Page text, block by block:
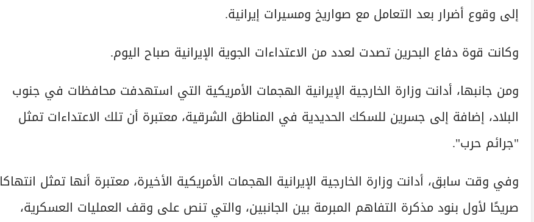
إلى وقوع أضرار بعد التعامل مع صواريخ ومسيرات إيرانية.
وكانت قوة دفاع البحرين تصدت لعدد من الاعتداءات الجوية الإيرانية صباح اليوم.
ومن جانبها، أدانت وزارة الخارجية الإيرانية الهجمات الأمريكية التي استهدفت محافظات في جنوب
البلاد، إضافة إلى جسرين للسكك الحديدية في المناطق الشرقية، معتبرة أن تلك الاعتداءات تمثل
"جرائم حرب".
وفي وقت سابق، أدانت وزارة الخارجية الإيرانية الهجمات الأمريكية الأخيرة، معتبرة أنها تمثل انتهاكا
صريحًا لأول بنود مذكرة التفاهم المبرمة بين الجانبين، والتي تنص على وقف العمليات العسكرية،